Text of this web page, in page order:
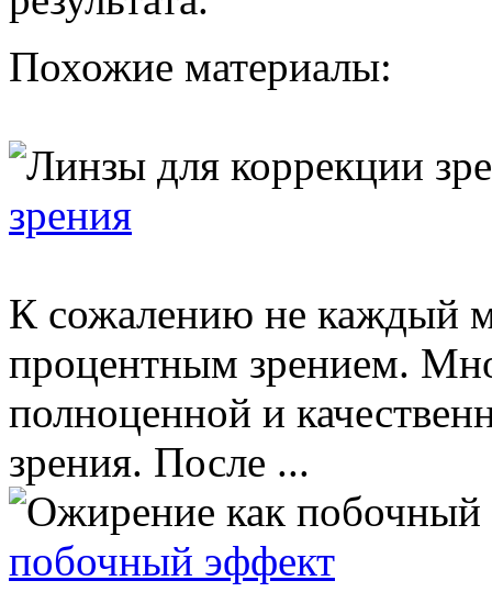
Похожие материалы:
зрения
К сожалению не каждый
процентным зрением.
полноценной и
зрения. После ...
побочный эффект